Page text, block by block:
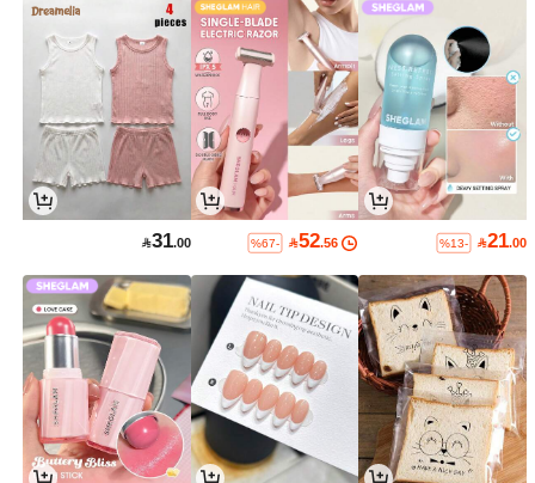
21.00
%13-
52.56
%67-
31.00